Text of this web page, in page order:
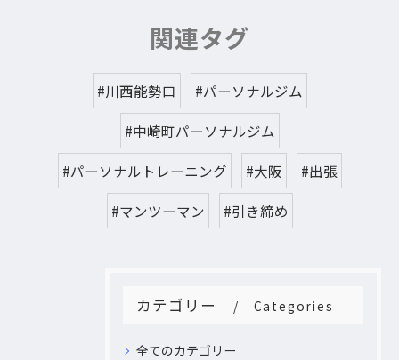
関連タグ
#川西能勢口 #パーソナルジム
#中崎町パーソナルジム
#パーソナルトレーニング #大阪 #出張
#マンツーマン #引き締め
カテゴリー Categories
全てのカテゴリー